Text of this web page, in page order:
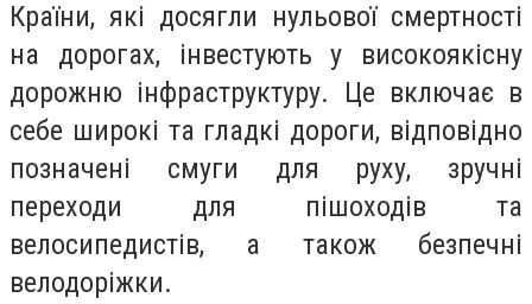
Країни, які досягли нульової смертності
на дорогах, інвестують у високоякісну
дорожню інфраструктуру. Це включає в
себе широкі та гладкі дороги, відповідно
позначені смуги для руху, зручні
переходи для пішоходів та
велосипедистів, а також безпечні
велодоріжки.